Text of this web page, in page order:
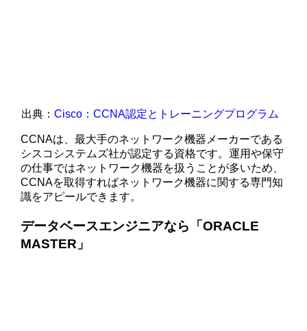
出典： Cisco：CCNA認定とトレーニングプログラム
CCNAは、最大手のネットワーク機器メーカーである
シスコシステムズ社が認定する資格です。運用や保守
の仕事ではネットワーク機器を扱うことが多いため、
CCNAを取得すればネットワーク機器に関する専門知
識をアピールできます。
データベースエンジニアなら「ORACLE
MASTER」